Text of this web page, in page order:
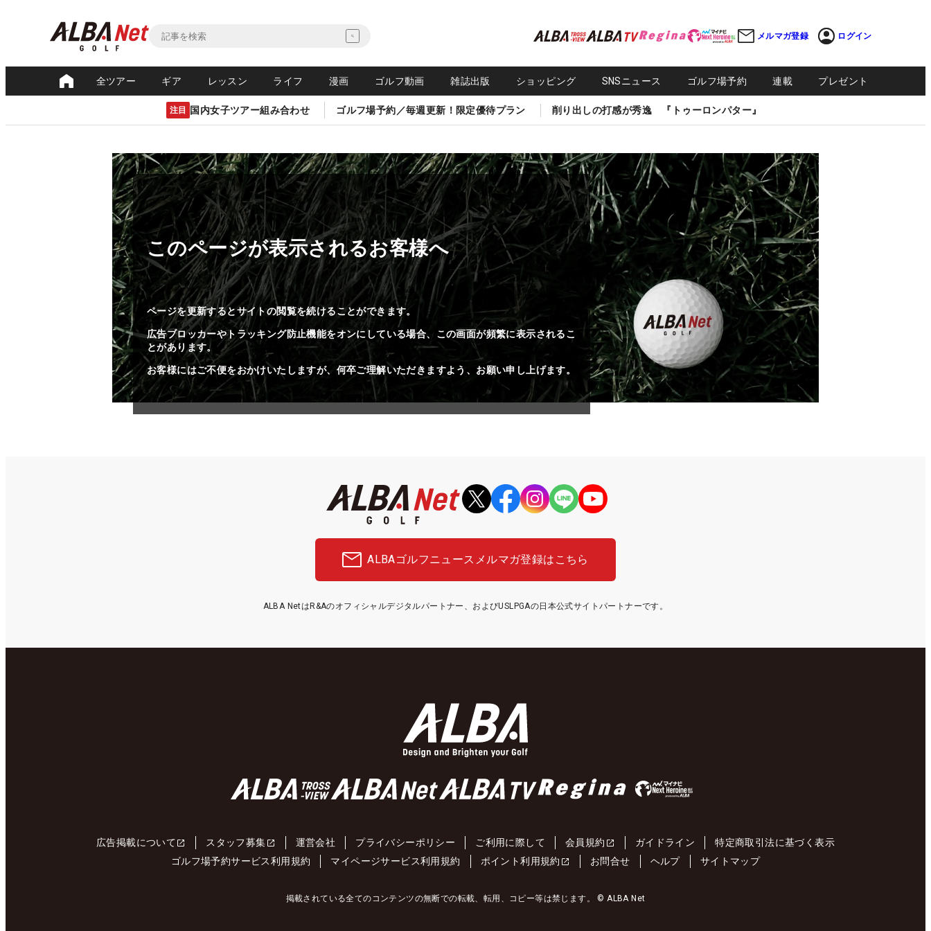
メルマガ登録 ログイン
全ツアー ギア レッスン ライフ 漫画 ゴルフ動画 雑誌出版 ショッピング SNSニュース ゴルフ場予約 連載 プレゼント
注目 国内女子ツアー組み合わせ ゴルフ場予約／毎週更新！限定優待プラン 削り出しの打感が秀逸 『トゥーロンパター』
このページが表示されるお客様へ
ページを更新するとサイトの閲覧を続けることができます。
広告ブロッカーやトラッキング防止機能をオンにしている場合、この画面が頻繁に表示されるこ
とがあります。
お客様にはご不便をおかけいたしますが、何卒ご理解いただきますよう、お願い申し上げます。
ALBAゴルフニュース メルマガ登録はこちら
ALBA NetはR&Aのオフィシャルデジタルパートナー、およびUSLPGAの日本公式サイトパートナーです。
広告掲載について スタッフ募集 運営会社 プライバシーポリシー ご利用に際して 会員規約 ガイドライン
特定商取引法に基づく表示
ゴルフ場予約サービス利用規約
マイページサービス利用規約 ポイント利用規約 お問合せ ヘルプ サイトマップ
掲載されている全てのコンテンツの無断での転載、転用、コピー等は禁じます。 © ALBA Net